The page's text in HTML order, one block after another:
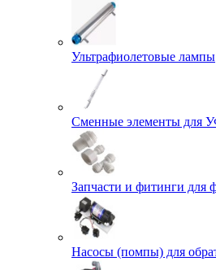
Ультрафиолетовые лампы
Сменные элементы для
Запчасти и фитинги для
Насосы (помпы) для